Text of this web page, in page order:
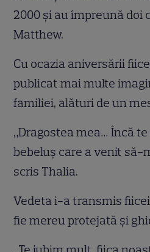
2000 și au împreună doi
Matthew.
Cu ocazia aniversării
publicat mai multe
familiei, alături de un
„Dragostea mea… Încă
bebeluș care a venit să-
scris Thalia.
Vedeta i-a transmis
fie mereu protejată și